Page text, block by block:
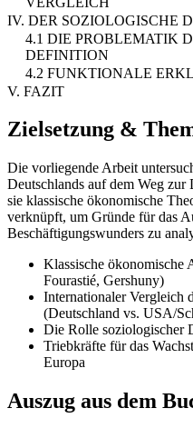
IV. DER SOZIOLOGISCHE
4.1 DIE PROBLEMATIK
DEFINITION
4.2 FUNKTIONALE
V. FAZIT
Zielsetzung &
Die vorliegende Arbeit
Deutschlands auf dem Weg zur
sie klassische ökonomische
verknüpft, um Gründe für das
Beschäftigungswunders zu
Klassische ökonomische
Fourastié, Gershuny)
Internationaler Vergleich
(Deutschland vs. USA/
Die Rolle soziologischer
Triebkräfte für das
Europa
Auszug aus dem